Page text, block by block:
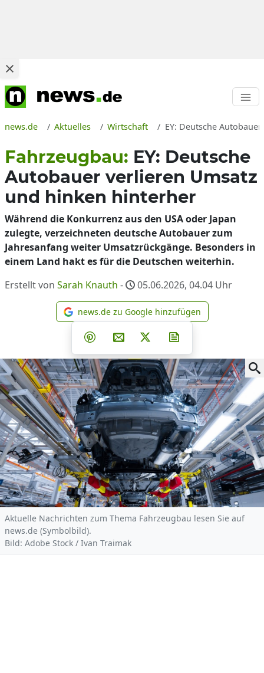
news.de Aktuelles Wirtschaft EY: Deutsche
Fahrzeugbau: EY: Deutsche
Autobauer verlieren Umsatz
und hinken hinterher
Während die Konkurrenz aus den USA oder Japan
zulegte, verzeichneten deutsche Autobauer zum
Jahresanfang weiter Umsatzrückgänge. Besonders in
einem Land hakt es für die Deutschen weiterhin.
Erstellt von Sarah Knauth - 05.06.2026, 04.04 Uhr
news.de zu Google
news.de zu Google hinzufügen
Teilen auf Facebook
Teilen auf Whatsapp
Teilen auf Telegram
Teilen auf Pinterest
Per E-Mail teilen
Post auf X
Aktuelle Nachrichten zum Thema Fahrzeugbau lesen Sie auf
news.de (Symbolbild).
Bild: Adobe Stock / Ivan Traimak